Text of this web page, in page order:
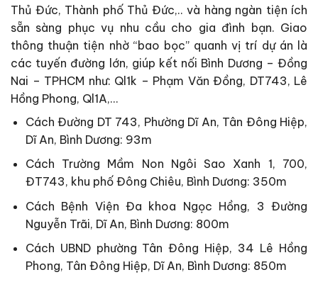
Thủ Đức, Thành phố Thủ Đức,.. và hàng ngàn tiện ích
sẵn sàng phục vụ nhu cầu cho gia đình bạn. Giao
thông thuận tiện nhờ “bao bọc” quanh vị trí dự án là
các tuyến đường lớn, giúp kết nối Bình Dương – Đồng
Nai – TPHCM như: Ql1k – Phạm Văn Đồng, DT743, Lê
Hồng Phong, Ql1A,…
Cách Đường DT 743, Phường Dĩ An, Tân Đông Hiệp,
Dĩ An, Bình Dương: 93m
Cách Trường Mầm Non Ngôi Sao Xanh 1, 700,
ĐT743, khu phố Đông Chiêu, Bình Dương: 350m
Cách Bệnh Viện Đa khoa Ngọc Hồng, 3 Đường
Nguyễn Trãi, Dĩ An, Bình Dương: 800m
Cách UBND phường Tân Đông Hiệp, 34 Lê Hồng
Phong, Tân Đông Hiệp, Dĩ An, Bình Dương: 850m